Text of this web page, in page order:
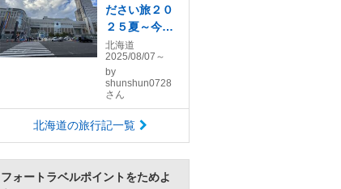
ださい旅２０
２５夏～今年
は北の大地を
巡りました～
北海道
2025/08/07～
by
shunshun0728
さん
北海道の旅行記一覧
フォートラベルポイントをためよ